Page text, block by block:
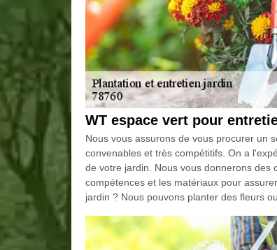
WT espace vert pour
Nous vous assurons de vous procurer un
convenables et très compétitifs. On a
de votre jardin. Nous vous donnerons des
compétences et les matériaux pour
jardin ? Nous pouvons planter des fleurs